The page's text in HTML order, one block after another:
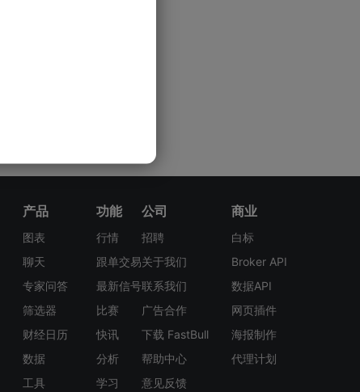
产品
图表
聊天
专家问答
筛选器
财经日历
数据
工具
功能
行情
跟单交易
最新信号
比赛
快讯
分析
学习
公司
招聘
关于我们
联系我们
广告合作
下载 FastBull
帮助中心
意见反馈
商业
白标
Broker API
数据API
网页插件
海报制作
代理计划